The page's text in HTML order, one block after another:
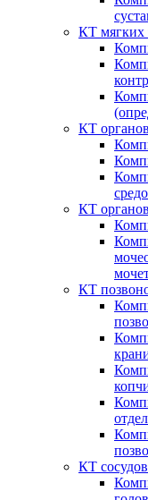
КТ мягких
КТ
КТ
КТ
КТ